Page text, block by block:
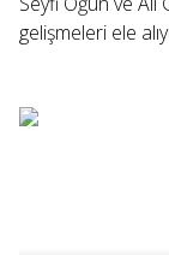
gelişmeleri ele